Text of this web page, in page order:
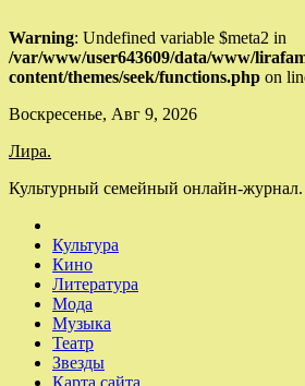
Warning: Undefined variable $meta2 in
/var/www/user643609/data/www/
content/themes/seek/functions.php on
Skip
content
Воскресенье, Авг 9, 2026
Лира.
Культурный семейный онлайн-журнал.
Культура
Кино
Литература
Мода
Музыка
Театр
Звезды
Карта сайта